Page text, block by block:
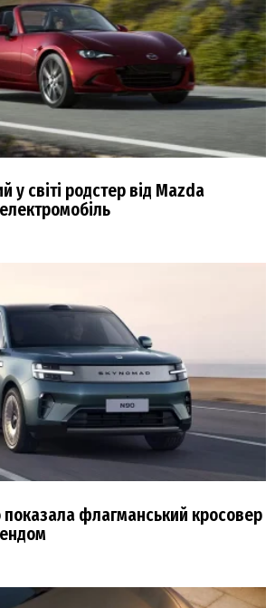
у світі родстер від Mazda
показала флагманський кросовер